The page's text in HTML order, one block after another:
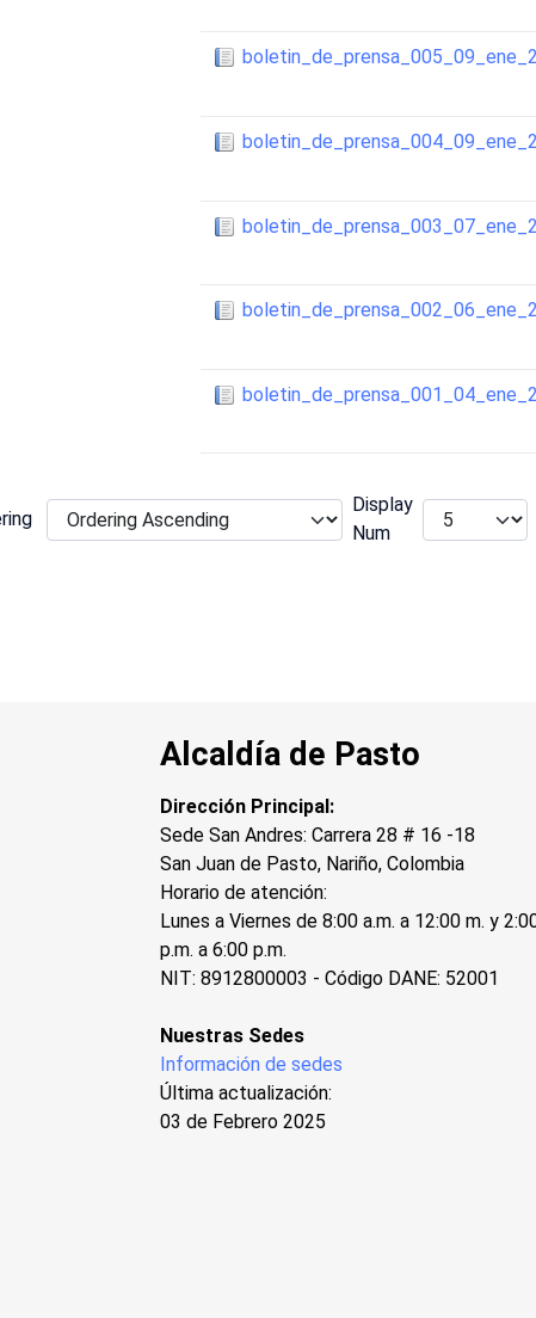
Display
Num
Alcaldía de Pasto
Dirección Principal:
Sede San Andres: Carrera 28 # 16 -18
San Juan de Pasto, Nariño, Colombia
Horario de atención:
Lunes a Viernes de 8:00 a.m. a 12:00 m. y
p.m. a 6:00 p.m.
NIT: 8912800003 - Código DANE: 52001
Nuestras Sedes
Información de sedes
Última actualización:
03 de Febrero 2025